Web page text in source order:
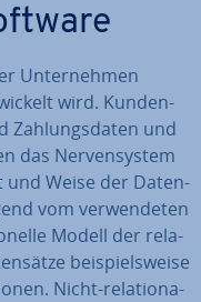
Un­ter­neh­men
wird. Kun­den­
Zah­lungs­da­ten und
das Ner­ven­sys­tem
und Weise der Da­ten­
vom ver­wen­de­ten
Modell der re­la­
bei­spiels­wei­se
Nicht-re­la­tio­na­